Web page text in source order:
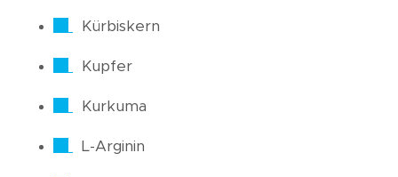
Kürbiskern
Kupfer
Kurkuma
L-Arginin